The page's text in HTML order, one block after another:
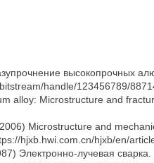
высокопрочных
handle/123456789/
alloy: Microstructure and
Microstructure and
hjxb.hwi.com.cn/hjxb/en/
Электронно-лучевая